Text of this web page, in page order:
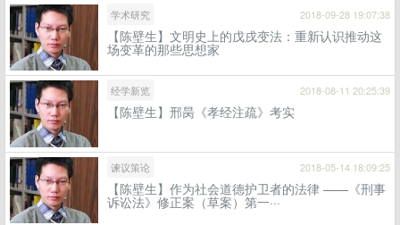
学术研究 2018-09-28 19:07:38
【陈壁生】文明史上的戊戌变法：重新认识推动这
场变革的那些思想家
经学新览 2018-08-11 20:25:39
【陈壁生】邢昺《孝经注疏》考实
谏议策论 2018-05-14 18:09:25
【陈壁生】作为社会道德护卫者的法律 ——《刑事
诉讼法》修正案（草案）第一···